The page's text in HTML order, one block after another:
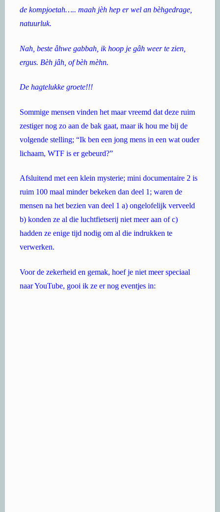
de kompjoetah….. maah jèh hep er wel an bèhgedrage,
natuurluk.
Nah, beste âhwe gabbah, ik hoop je gâh weer te zien,
ergus. Bèh jâh, of bèh mèhn.
De hagtelukke groete!!!
Sommige mensen vinden het maar vreemd dat deze ruim
zestiger nog zo aan de bak gaat, maar ik hou me bij de
volgende stelling; “Ik ben een jong mens in een wat ouder
lichaam, WTF is er gebeurd?”
Afsluitend met een klein mysterie; mini documentaire 2 is
ruim 100 maal minder bekeken dan deel 1; waren de
mensen na het bezien van deel 1 a) ongelofelijk verveeld
b) konden ze al die luchtfietserij niet meer aan of c)
hadden ze enige tijd nodig om al die indrukken te
verwerken.
Voor de zekerheid en gemak, hoef je niet meer speciaal
naar YouTube, gooi ik ze er nog eventjes in: